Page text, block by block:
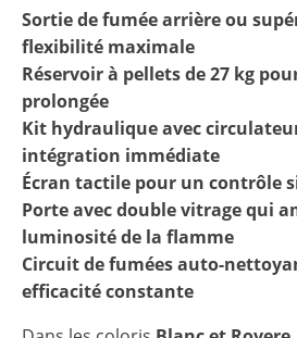
Sortie de fumée arrière ou
flexibilité maximale
Réservoir à pellets de 27 kg
prolongée
Kit hydraulique avec
intégration immédiate
Écran tactile pour un contrôle
Porte avec double vitrage qui
luminosité de la flamme
Circuit de fumées auto-
efficacité constante